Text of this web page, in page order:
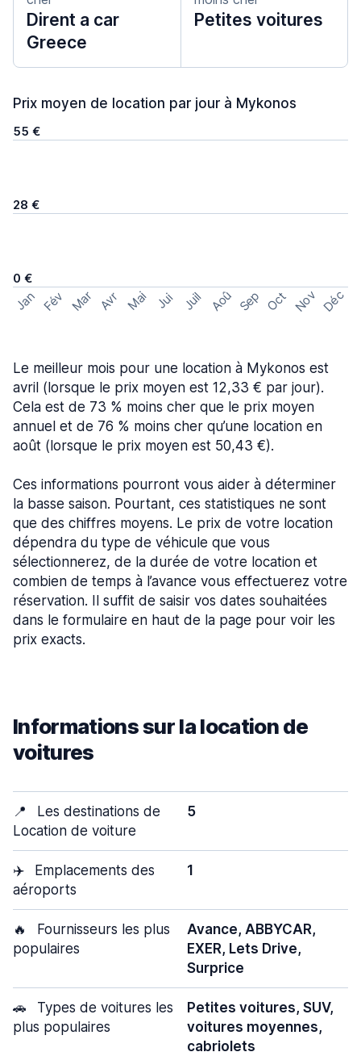
Dirent a car
Greece
Petites voitures
Prix moyen de location par jour à Mykonos
55 €
28 €
0 €
Jan Fév Mar Avr Mai Jui Juil Aoû Sep Oct Nov Déc
Le meilleur mois pour une location à Mykonos est
avril (lorsque le prix moyen est 12,33 € par jour).
Cela est de 73 % moins cher que le prix moyen
annuel et de 76 % moins cher qu’une location en
août (lorsque le prix moyen est 50,43 €).
Ces informations pourront vous aider à déterminer
la basse saison. Pourtant, ces statistiques ne sont
que des chiffres moyens. Le prix de votre location
dépendra du type de véhicule que vous
sélectionnerez, de la durée de votre location et
combien de temps à l’avance vous effectuerez votre
réservation. Il suffit de saisir vos dates souhaitées
dans le formulaire en haut de la page pour voir les
prix exacts.
Informations sur la location de
voitures
📍
Les destinations de
Location de voiture
5
✈️
Emplacements des
aéroports
1
🔥
Fournisseurs les plus
populaires
Avance, ABBYCAR,
EXER, Lets Drive,
Surprice
🚗
Types de voitures les
plus populaires
Petites voitures, SUV,
voitures moyennes,
cabriolets